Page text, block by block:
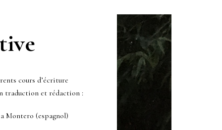
cours d’écriture
traduction et rédaction :
Montero (espagnol)